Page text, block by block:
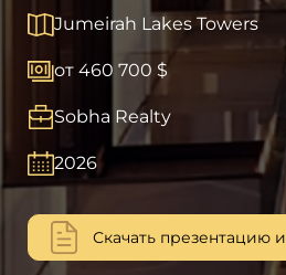
Jumeirah Lakes Towers
от 460 700 $
Sobha Realty
2026
Скачать презентацию